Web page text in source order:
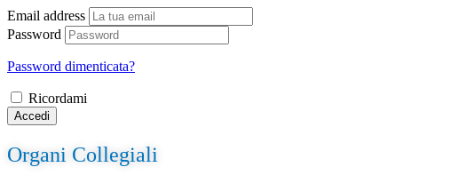
Email address
Password
Password dimenticata?
Ricordami
Accedi
Organi Collegiali